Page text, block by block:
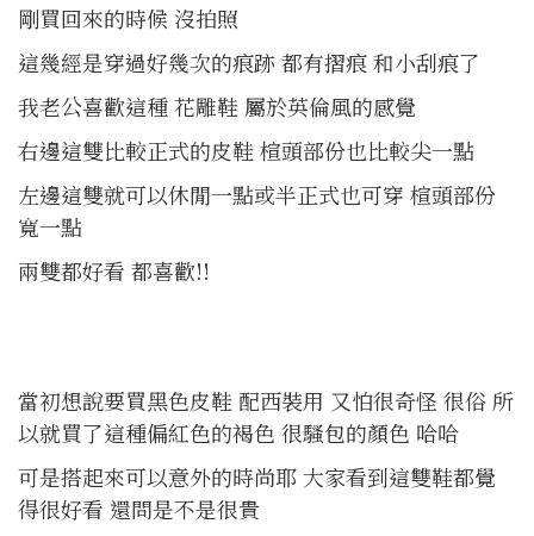
剛買回來的時候 沒拍照
這幾經是穿過好幾次的痕跡 都有摺痕 和小刮痕了
我老公喜歡這種 花雕鞋 屬於英倫風的感覺
右邊這雙比較正式的皮鞋 楦頭部份也比較尖一點
左邊這雙就可以休閒一點或半正式也可穿 楦頭部份
寬一點
兩雙都好看 都喜歡!!
當初想說要買黑色皮鞋 配西裝用 又怕很奇怪 很俗 所
以就買了這種偏紅色的褐色 很騷包的顏色 哈哈
可是搭起來可以意外的時尚耶 大家看到這雙鞋都覺
得很好看 還問是不是很貴